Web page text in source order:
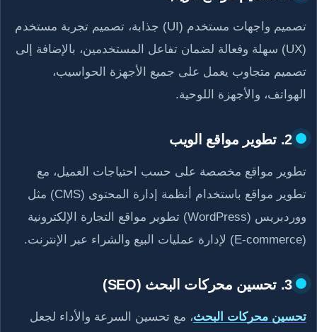
تصميم واجهات مستخدم (UI) جذابة، تصميم تجربة مستخدم
(UX) سهلة وفعالة لضمان تفاعل المستخدمين، بالإضافة إلى
تصميم متجاوب يعمل على جميع الأجهزة الحواسيب،
الهواتف، والأجهزة اللوحية.
2. تطوير مواقع الويب
تطوير مواقع مخصصة على حسب احتياجات العميل، مع
تطوير مواقع باستخدام أنظمة إدارة المحتوى (CMS) مثل
ووردبريس (WordPress) تطوير مواقع التجارة الإلكترونية
(E-commerce) لإدارة عمليات البيع والشراء عبر الإنترنت.
3. تحسين محركات البحث (SEO)
تحسين محركات البحث، مع تحسين السرعة والأداء لجعل